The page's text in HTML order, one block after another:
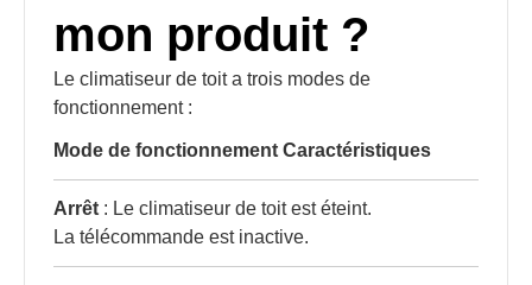
mon produit ?
Le climatiseur de toit a trois modes de
fonctionnement :
Mode de fonctionnement Caractéristiques
Arrêt : Le climatiseur de toit est éteint.
La télécommande est inactive.